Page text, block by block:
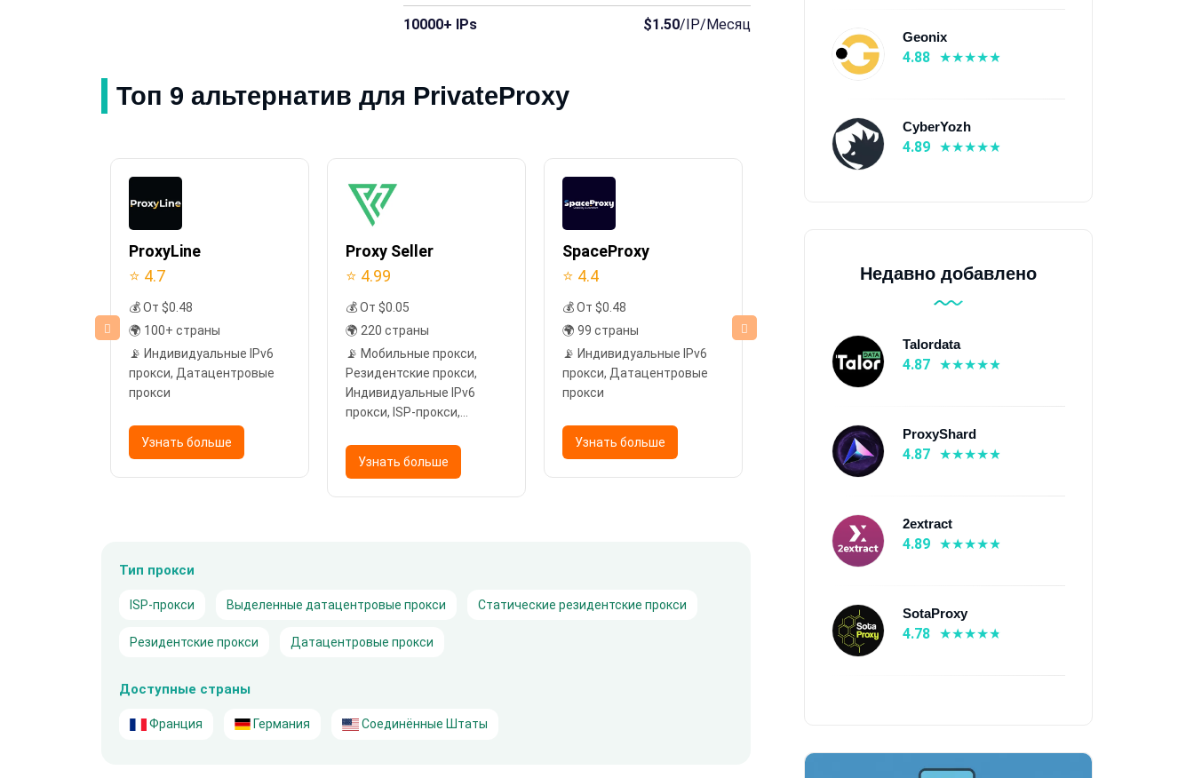
10000+ IPs $1.50/IP/Месяц
Топ 9 альтернатив для PrivateProxy
ProxyLine
⭐ 4.7
💰 От $0.48
🌍 100+ страны
📡 Индивидуальные IPv6
прокси, Датацентровые
прокси
Узнать больше
Proxy Seller
⭐ 4.99
💰 От $0.05
🌍 220 страны
📡 Мобильные прокси,
Резидентские прокси,
Индивидуальные IPv6
прокси, ISP-прокси,
Узнать больше
SpaceProxy
⭐ 4.4
💰 От $0.48
🌍 99 страны
📡 Индивидуальные IPv6
прокси, Датацентровые
прокси
Узнать больше
📡 Мобильные прокси,
Резидентские прокси,
IPv6 прокси, ISP-прокси,
Датацентровые прокси
Узнать больше
⭐ 4.89
Резидентские прокси, ISP-
Тип прокси
ISP-прокси Выделенные датацентровые прокси Статические резидентские прокси
Резидентские прокси Датацентровые прокси
Доступные страны
Франция Германия Соединённые Штаты
Geonix
4.88
CyberYozh
4.89
Недавно добавлено
Talordata
4.87
ProxyShard
4.87
2extract
4.89
SotaProxy
4.78